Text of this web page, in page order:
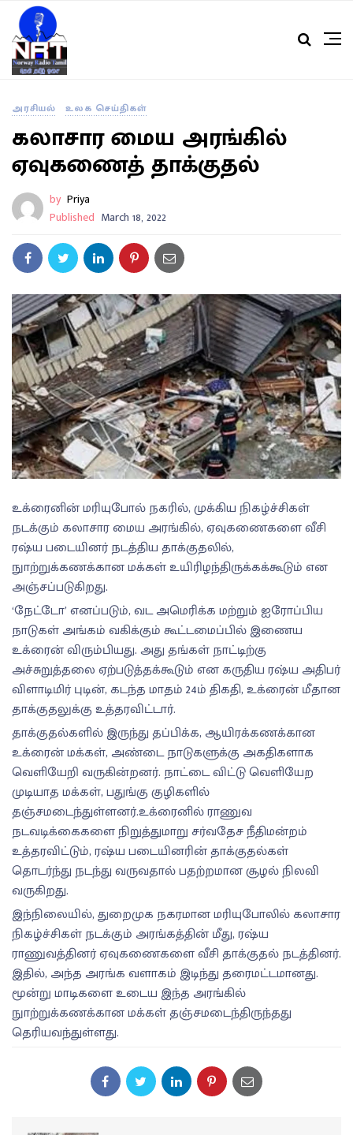
அரசியல் உலக செய்திகள்
கலாசார மைய அரங்கில்
ஏவுகணைத் தாக்குதல்
by Priya
Published March 18, 2022
உக்ரைனின் மரியுபோல் நகரில், முக்கிய நிகழ்ச்சிகள்
நடக்கும் கலாசார மைய அரங்கில், ஏவுகணைகளை வீசி
ரஷ்ய படையினர் நடத்திய தாக்குதலில்,
நுாற்றுக்கணக்கான மக்கள் உயிரிழந்திருக்கக்கூடும் என
அஞ்சப்படுகிறது.
‘நேட்டோ’ எனப்படும், வட அமெரிக்க மற்றும் ஐரோப்பிய
நாடுகள் அங்கம் வகிக்கும் கூட்டமைப்பில் இணைய
உக்ரைன் விரும்பியது. அது தங்கள் நாட்டிற்கு
அச்சுறுத்தலை ஏற்படுத்தக்கூடும் என கருதிய ரஷ்ய அதிபர்
விளாடிமிர் புடின், கடந்த மாதம் 24ம் திகதி, உக்ரைன் மீதான
தாக்குதலுக்கு உத்தரவிட்டார்.
தாக்குதல்களில் இருந்து தப்பிக்க, ஆயிரக்கணக்கான
உக்ரைன் மக்கள், அண்டை நாடுகளுக்கு அகதிகளாக
வெளியேறி வருகின்றனர். நாட்டை விட்டு வெளியேற
முடியாத மக்கள், பதுங்கு குழிகளில்
தஞ்சமடைந்துள்ளனர்.உக்ரைனில் ராணுவ
நடவடிக்கைகளை நிறுத்துமாறு சர்வதேச நீதிமன்றம்
உத்தரவிட்டும், ரஷ்ய படையினரின் தாக்குதல்கள்
தொடர்ந்து நடந்து வருவதால் பதற்றமான சூழல் நிலவி
வருகிறது.
இந்நிலையில், துறைமுக நகரமான மரியுபோலில் கலாசார
நிகழ்ச்சிகள் நடக்கும் அரங்கத்தின் மீது, ரஷ்ய
ராணுவத்தினர் ஏவுகணைகளை வீசி தாக்குதல் நடத்தினர்.
இதில், அந்த அரங்க வளாகம் இடிந்து தரைமட்டமானது.
மூன்று மாடிகளை உடைய இந்த அரங்கில்
நுாற்றுக்கணக்கான மக்கள் தஞ்சமடைந்திருந்தது
தெரியவந்துள்ளது.